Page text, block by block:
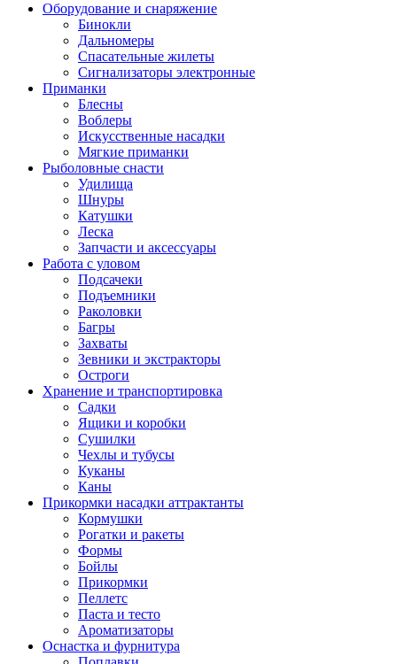
Оборудование и снаряжение
Бинокли
Дальномеры
Спасательные жилеты
Сигнализаторы электронные
Приманки
Блесны
Воблеры
Искусственные насадки
Мягкие приманки
Рыболовные снасти
Удилища
Шнуры
Катушки
Леска
Запчасти и аксессуары
Работа с уловом
Подсачеки
Подъемники
Раколовки
Багры
Захваты
Зевники и экстракторы
Остроги
Хранение и транспортировка
Садки
Ящики и коробки
Сушилки
Чехлы и тубусы
Куканы
Каны
Прикормки насадки аттрактанты
Кормушки
Рогатки и ракеты
Формы
Бойлы
Прикормки
Пеллетс
Паста и тесто
Ароматизаторы
Оснастка и фурнитура